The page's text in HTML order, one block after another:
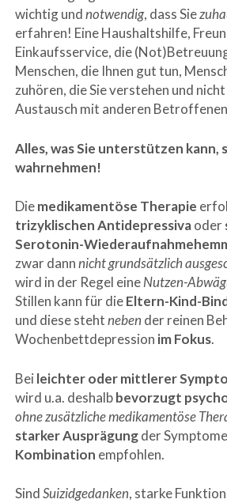
wichtig undnotwendig, dass Sie
erfahren! Eine Haushaltshilfe,
Einkaufsservice, die
Menschen, die Ihnen gut tun,
zuhören, die Sie verstehen und
Austausch mit anderen
Alles, was Sie unterstützen kann,
wahrnehmen!
Diemedikamentöse Therapie
trizyklischen Antidepressivaoder
Serotonin-
zwar dannnicht grundsätzlich
wird in der Regel eineNutzen-
Stillen kann für dieEltern-Kind-
und diese stehtneben der reinen
Wochenbettdepression im Fokus.
Bei leichter oder mittlerer
wird u.a. deshalbbevorzugt
ohne zusätzliche medikamentöse
starker Ausprägungder
Kombination empfohlen.
SindSuizidgedanken, starke